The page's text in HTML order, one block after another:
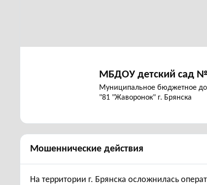
МБДОУ детский сад
Муниципальное бюджетное
"81 "Жаворонок" г. Брянска
Мошеннические действия
На территории г. Брянска осложнилась